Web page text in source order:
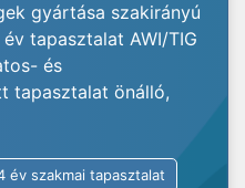
gyártása szakirányú
tapasztalat AWI/TIG
és
tapasztalat önálló,
év szakmai tapasztalat